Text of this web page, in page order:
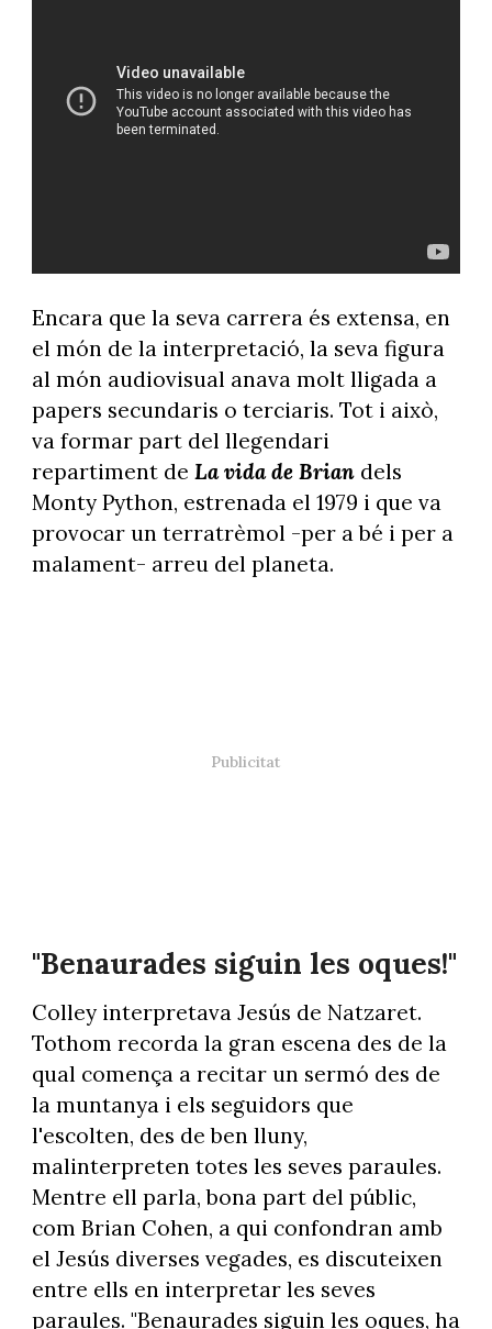
Encara que la seva carrera és extensa, en
el món de la interpretació, la seva figura
al món audiovisual anava molt lligada a
papers secundaris o terciaris. Tot i això,
va formar part del llegendari
repartiment de La vida de Briandels
Monty Python, estrenada el 1979 i que va
provocar un terratrèmol -per a bé i per a
malament- arreu del planeta.
"Benaurades siguin les oques!"
Colley interpretava Jesús de Natzaret.
Tothom recorda la gran escena des de la
qual comença a recitar un sermó des de
la muntanya i els seguidors que
l'escolten, des de ben lluny,
malinterpreten totes les seves paraules.
Mentre ell parla, bona part del públic,
com Brian Cohen, a qui confondran amb
el Jesús diverses vegades, es discuteixen
entre ells en interpretar les seves
paraules. "Benaurades siguin les oques, ha